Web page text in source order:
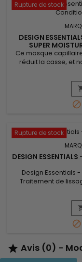
Rupture de stock
DESIGN
SUPER
Ce masque
réduit la casse, et
Enrichi en
Stimulating Super
chevelu,
agréable sensation

Rupture de stock
DESIGN
Design Essentials
Traitement de
conçu pour lisser
crépus, bouclés, à

 Avis (0) -